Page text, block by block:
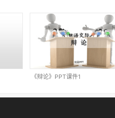
《辩论》PPT课件1